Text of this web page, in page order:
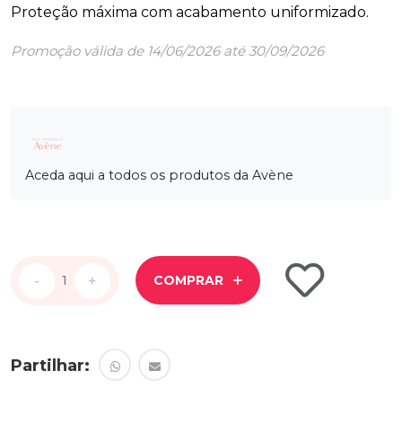
Proteção máxima com acabamento uniformizado.
Promoção válida de 14/06/2026 até 30/09/2026
Aceda aqui a todos os produtos da Avène
- +
- + COMPRAR
Partilhar: